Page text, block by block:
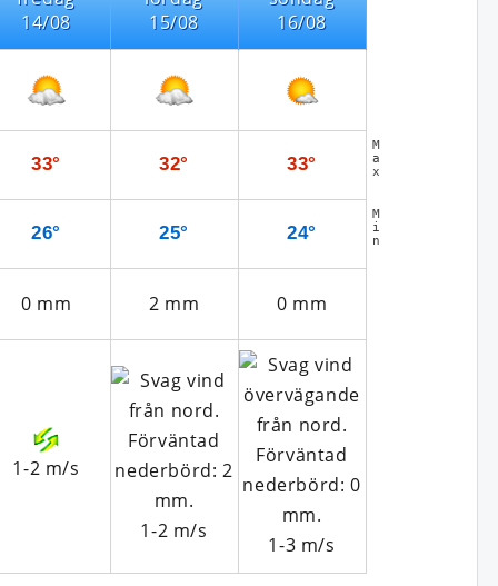
14/08
15/08
16/08
33° 32° 33°
M
a
x
26° 25° 24°
M
i
n
0 mm 2 mm 0 mm
1-2 m/s
1-2 m/s
1-3 m/s